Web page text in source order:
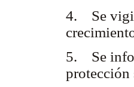
4. Se
5. Se
protección